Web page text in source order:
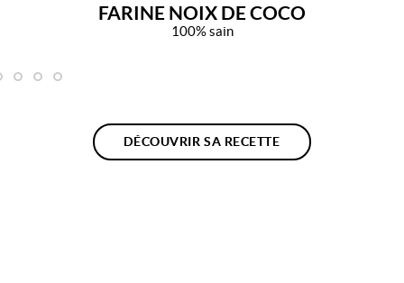
FARINE NOIX DE COCO
100% sain
DÉCOUVRIR SA RECETTE